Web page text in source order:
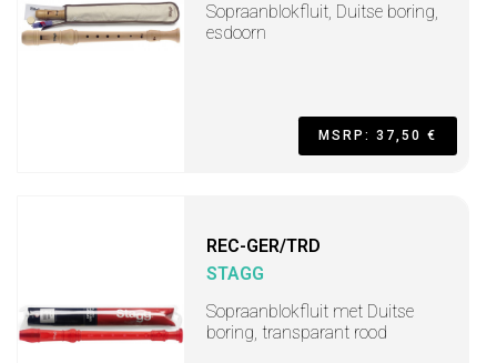
Sopraanblokfluit, Duitse boring,
esdoorn
MSRP: 37,50 €
REC-GER/TRD
STAGG
Sopraanblokfluit met Duitse
boring, transparant rood